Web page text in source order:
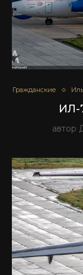
Гражданские
ИЛ-
автор